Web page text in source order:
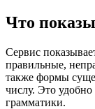
Что
Сервис
правильные,
также формы
числу. Это
грамматики.